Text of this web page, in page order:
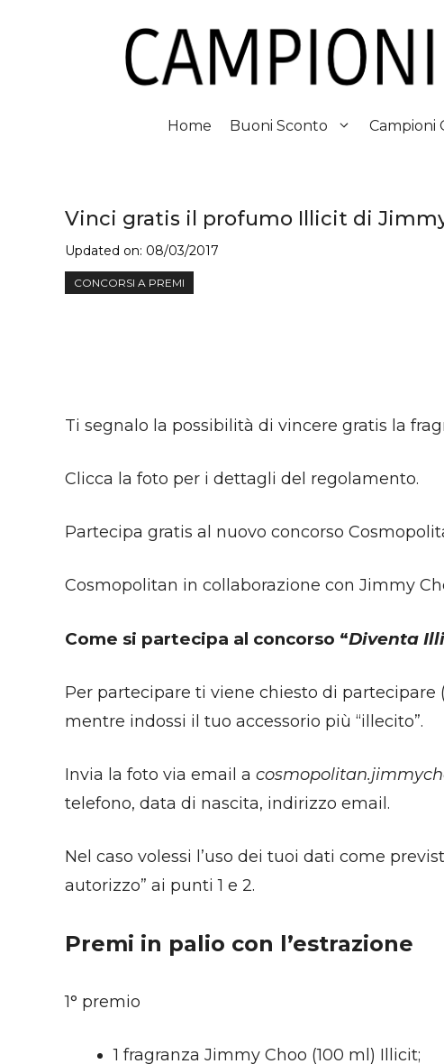
Home Buoni Sconto Campioni
Vinci gratis il profumo Illicit di
Updated on: 08/03/2017
CONCORSI A PREMI
Ti segnalo la possibilità di vincere gratis la
Clicca la foto per i dettagli del regolamento.
Partecipa gratis al nuovo concorso
Cosmopolitan in collaborazione con Jimmy
Come si partecipa al concorso “Diventa
Per partecipare ti viene chiesto di
mentre indossi il tuo accessorio più “illecito”.
Invia la foto via email a
telefono, data di nascita, indirizzo email.
Nel caso volessi l’uso dei tuoi dati come
autorizzo” ai punti 1 e 2.
Premi in palio con l’estrazione
1° premio
1 fragranza Jimmy Choo (100 ml) Illicit;